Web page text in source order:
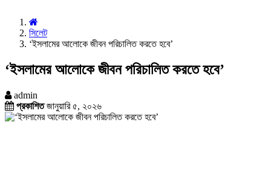
সিলেট
‘ইসলামের আলোকে জীবন পরিচালিত করতে হবে’
‘ইসলামের আলোকে জীবন পরিচালিত করতে হবে’
admin
প্রকাশিতজানুয়ারি ৫, ২০২৬